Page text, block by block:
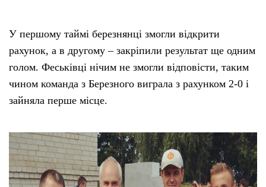
У першому таймі березнянці змогли відкрити
рахунок, а в другому – закріпили результат ще одним
голом. Феськівці нічим не змогли відповісти, таким
чином команда з Березного виграла з рахунком 2-0 і
зайняла перше місце.